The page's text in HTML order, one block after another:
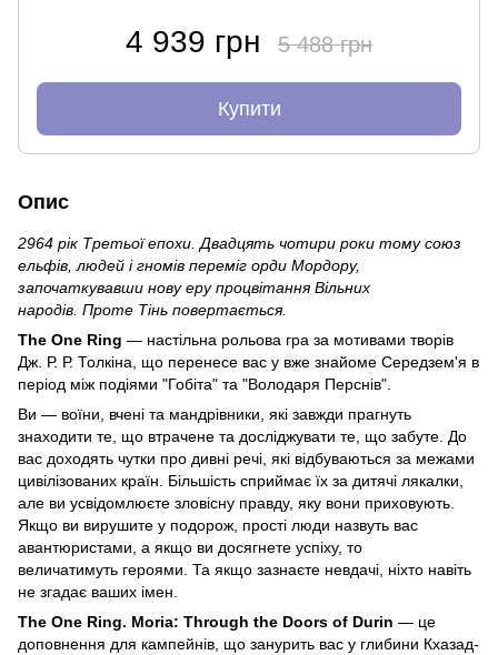
4 939 грн 5 488 грн
Купити
Опис
2964 рік Третьої епохи. Двадцять чотири роки тому союз
ельфів, людей і гномів переміг орди Мордору,
започаткувавши нову еру процвітання Вільних
народів. Проте Тінь повертається.
The One Ring — настільна рольова гра за мотивами творів
Дж. Р. Р. Толкіна, що перенесе вас у вже знайоме Середзем'я в
період між подіями "Гобіта" та "Володаря Перснів".
Ви — воїни, вчені та мандрівники, які завжди прагнуть
знаходити те, що втрачене та досліджувати те, що забуте. До
вас доходять чутки про дивні речі, які відбуваються за межами
цивілізованих країн. Більшість сприймає їх за дитячі лякалки,
але ви усвідомлюєте зловісну правду, яку вони приховують.
Якщо ви вирушите у подорож, прості люди назвуть вас
авантюристами, а якщо ви досягнете успіху, то
величатимуть героями. Та якщо зазнаєте невдачі, ніхто навіть
не згадає ваших імен.
The One Ring. Moria: Through the Doors of Durin — це
доповнення для кампейнів, що занурить вас у глибини Кхазад-